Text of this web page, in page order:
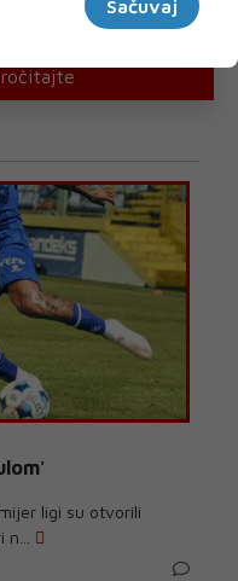
ligi su otvorili
Sačuvaj